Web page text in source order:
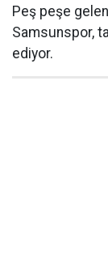
Peş peşe
Samsunspor,
ediyor.